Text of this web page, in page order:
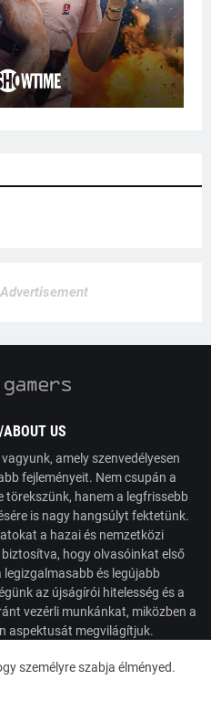
US
amely szenvedélyesen
fejleményeit. Nem csupán a
törekszünk, hanem a legfrissebb
is nagy hangsúlyt fektetünk.
a hazai és nemzetközi
hogy olvasóinkat első
és legújabb
az újságírói hitelesség és a
vezérli munkánkat, miközben a
aspektusát megvilágítjuk.
személyre szabja élményed.